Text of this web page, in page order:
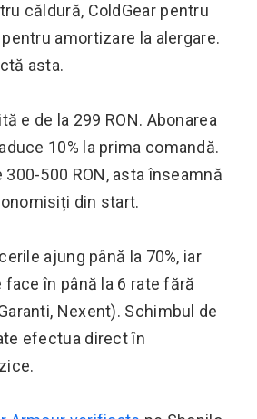
căldură, ColdGear pentru
pentru amortizare la alergare.
asta.
e de la 299 RON. Abonarea
10% la prima comandă.
300-500 RON, asta înseamnă
din start.
ajung până la 70%, iar
face în până la 6 rate fără
Nexent). Schimbul de
efectua direct în